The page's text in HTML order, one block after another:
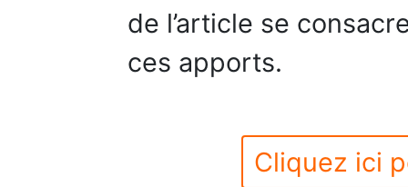
de l’article se
ces apports.
Cliquez ici